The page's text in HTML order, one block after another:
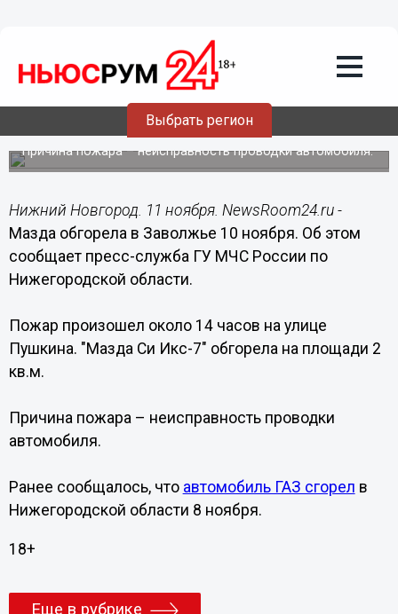
Выбрать регион
Происшествия
Мазда обгорела в Заволжье 10 ноября
Причина пожара – неисправность проводки автомобиля.
Нижний Новгород. 11 ноября. NewsRoom24.ru -
Мазда обгорела в Заволжье 10 ноября. Об этом
сообщает пресс-служба ГУ МЧС России по
Нижегородской области.
Пожар произошел около 14 часов на улице
Пушкина. "Мазда Си Икс-7" обгорела на площади 2
кв.м.
Причина пожара – неисправность проводки
автомобиля.
Ранее сообщалось, что автомобиль ГАЗ сгорел в
Нижегородской области 8 ноября.
18+
Еще в рубрике